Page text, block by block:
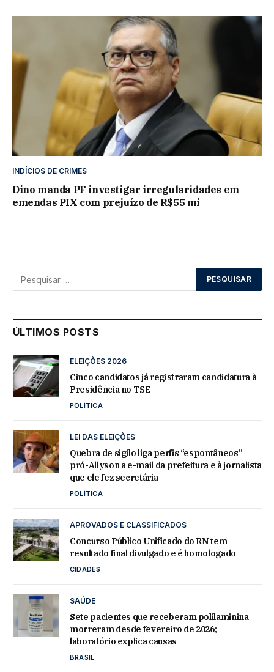
INDÍCIOS DE CRIMES
Dino manda PF investigar irregularidades em
emendas PIX com prejuízo de R$55 mi
ÚLTIMOS POSTS
ELEIÇÕES 2026
Cinco candidatos já registraram candidatura à
Presidência no TSE
POLÍTICA
LEI DAS ELEIÇÕES
Quebra de sigilo liga perfis “espontâneos”
pró-Allyson a e-mail da prefeitura e à jornalista
que ele fez secretária
POLÍTICA
APROVADOS E CLASSIFICADOS
Concurso Público Unificado do RN tem
resultado final divulgado e é homologado
CIDADES
SAÚDE
Sete pacientes que receberam polilaminina
morreram desde fevereiro de 2026;
laboratório explica causas
BRASIL